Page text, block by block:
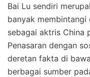
Bai Lu sendiri
banyak membintangi
sebagai aktris China
Penasaran dengan
deretan fakta di
berbagai sumber